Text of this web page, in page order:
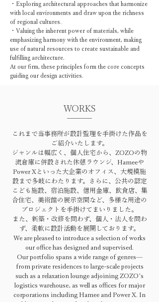
・Exploring architectural approaches that harmonize
with local environments and draw upon the richness
of regional cultures.
・Valuing the inherent power of materials, while
emphasizing harmony with the environment, making
use of natural resources to create sustainable and
fulfilling architecture.
At our firm, these principles form the core concepts
guiding our design activities.
WORKS
これまで当事務所が設計監理を手掛けた作品を
ご紹介いたします。
ジャンルは幅広く、個人住宅から、ZOZOの物
流倉庫に併設された休憩ラウンジ、Hameeや
Power Xといった大企業のオフィス、大規模施
設まで多岐にわたります。さらに、公共の認定
こども施設、宿泊施設、信用金庫、飲食店、集
合住宅、美術館の展示空間など、多様な用途の
プロジェクトを手掛けてまいりました。
また、新築・改修を問わず、個人・法人を問わ
ず、柔軟に設計活動を展開しております。
We are pleased to introduce a selection of works
our office has designed and supervised.
Our portfolio spans a wide range of genres—
from private residences to large-scale projects
such as a relaxation lounge adjoining ZOZO’s
logistics warehouse, as well as offices for major
corporations including Hamee and Power X. In